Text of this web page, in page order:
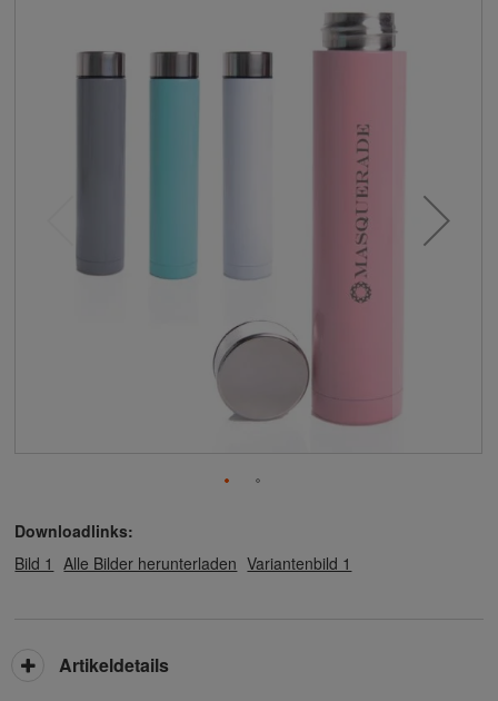
Downloadlinks:
Bild 1
Alle Bilder herunterladen Variantenbild 1
Artikeldetails